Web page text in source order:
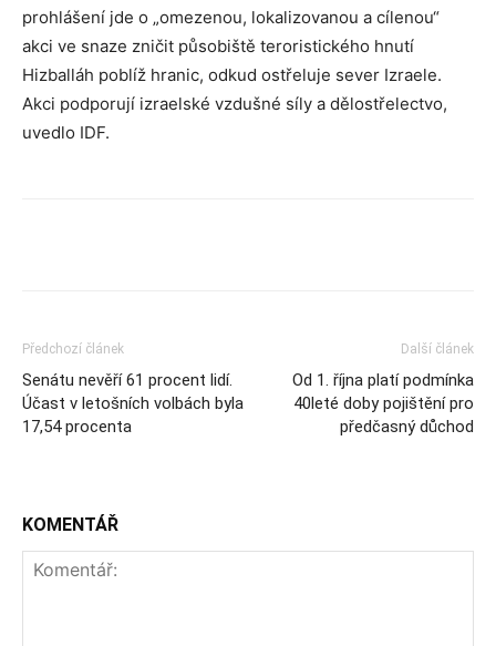
prohlášení jde o „omezenou, lokalizovanou a cílenou“
akci ve snaze zničit působiště teroristického hnutí
Hizballáh poblíž hranic, odkud ostřeluje sever Izraele.
Akci podporují izraelské vzdušné síly a dělostřelectvo,
uvedlo IDF.
Předchozí článek
Senátu nevěří 61 procent lidí.
Účast v letošních volbách byla
17,54 procenta
Další článek
Od 1. října platí podmínka
40leté doby pojištění pro
předčasný důchod
KOMENTÁŘ